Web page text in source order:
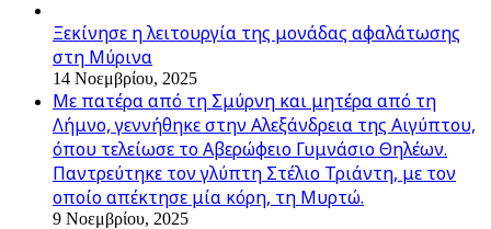
Ξεκίνησε η λειτουργία της μονάδας αφαλάτωσης
στη Μύρινα
14 Νοεμβρίου, 2025
Με πατέρα από τη Σμύρνη και μητέρα από τη
Λήμνο, γεννήθηκε στην Αλεξάνδρεια της Αιγύπτου,
όπου τελείωσε το Αβερώφειο Γυμνάσιο Θηλέων.
Παντρεύτηκε τον γλύπτη Στέλιο Τριάντη, με τον
οποίο απέκτησε μία κόρη, τη Μυρτώ.
9 Νοεμβρίου, 2025